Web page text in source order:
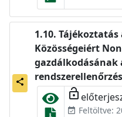
share
Tájékoztatás
Közösségeiért
gazdálkodásának
lock_open
event_available Feltöltve: